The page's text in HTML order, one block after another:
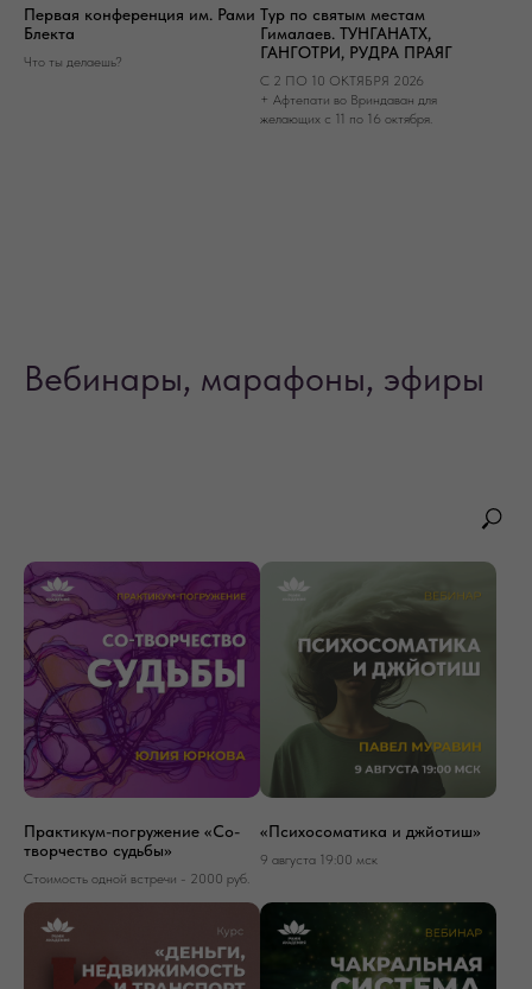
Первая конференция им. Рами
Блекта
Что ты делаешь?
Тур по святым местам
Гималаев. ТУНГАНАТХ,
ГАНГОТРИ, РУДРА ПРАЯГ
С 2 ПО 10 ОКТЯБРЯ 2026
+ Афтепати во Вриндаван для
желающих с 11 по 16 октября.
Вебинары, марафоны, эфиры
Практикум-погружение «Со-
творчество судьбы»
Стоимость одной встречи - 2000 руб.
«Психосоматика и джйотиш»
9 августа 19:00 мск